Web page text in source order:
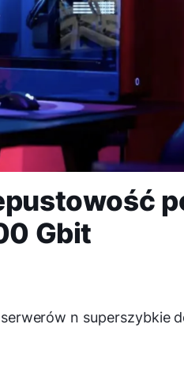
Gbit
n superszybkie